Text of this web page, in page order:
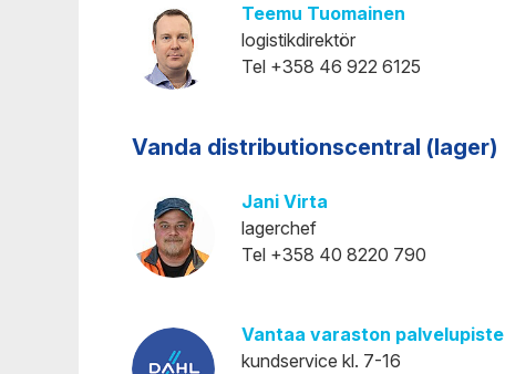
Teemu Tuomainen
logistikdirektör
Tel +358 46 922 6125
Vanda distributionscentral (lager)
Jani Virta
lagerchef
Tel +358 40 8220 790
Vantaa varaston palvelupiste
kundservice kl. 7-16